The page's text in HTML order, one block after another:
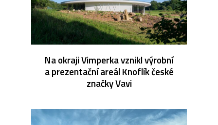
Na okraji Vimperka vznikl výrobní
a prezentační areál Knoflík české
značky Vavi